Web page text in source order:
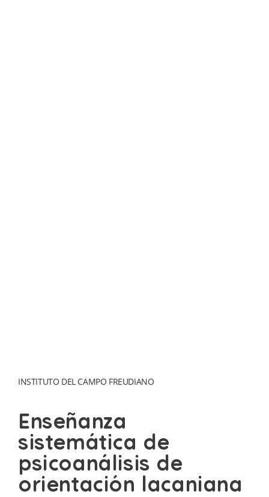
INSTITUTO DEL CAMPO FREUDIANO
Enseñanza
sistemática de
psicoanálisis de
orientación lacaniana